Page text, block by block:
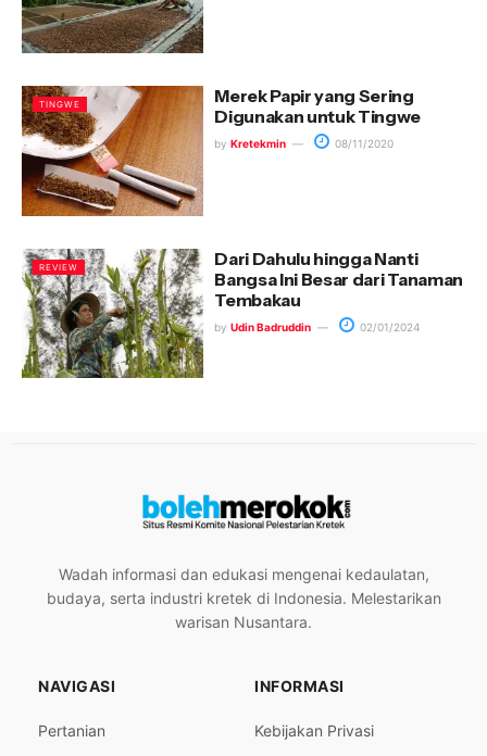
TINGWE
Merek Papir yang Sering
Digunakan untuk Tingwe
by Kretekmin 08/11/2020
REVIEW
Dari Dahulu hingga Nanti
Bangsa Ini Besar dari Tanaman
Tembakau
by Udin Badruddin 02/01/2024
Wadah informasi dan edukasi mengenai kedaulatan,
budaya, serta industri kretek di Indonesia. Melestarikan
warisan Nusantara.
NAVIGASI
Pertanian
INFORMASI
Kebijakan Privasi